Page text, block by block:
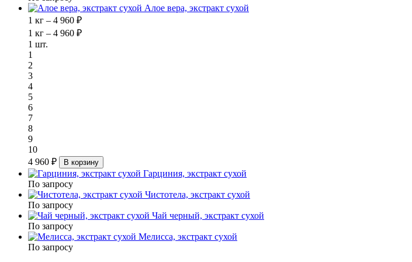
Алое вера, экстракт сухой
1 кг – 4 960 ₽
1 кг – 4 960 ₽
1 шт.
1
2
3
4
5
6
7
8
9
10
4 960 ₽
В корзину
Гарциния, экстракт сухой
По запросу
Чистотела, экстракт сухой
По запросу
Чай черный, экстракт сухой
По запросу
Мелисса, экстракт сухой
По запросу